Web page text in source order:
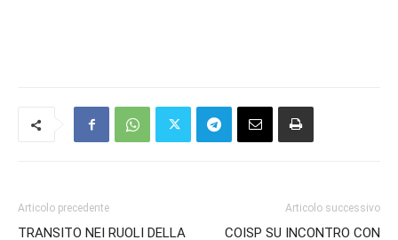
Articolo precedente
TRANSITO NEI RUOLI DELLA
Articolo successivo
COISP SU INCONTRO CON